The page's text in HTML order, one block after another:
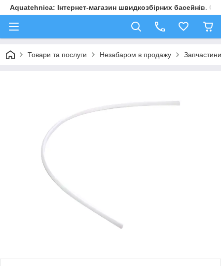
Aquatehnica: Інтернет-магазин швидкозбірних басейнів.
Товари та послуги Незабаром в продажу